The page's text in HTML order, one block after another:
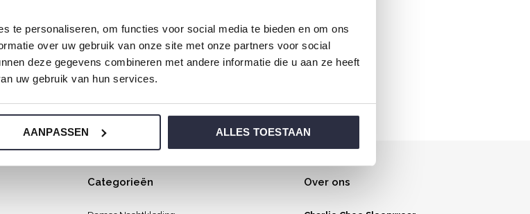
te personaliseren, om functies voor social media te bieden en om ons
over uw gebruik van onze site met onze partners voor social
deze gegevens combineren met andere informatie die u aan ze heeft
uw gebruik van hun services.
AANPASSEN ALLES TOESTAAN
liefde gemaakt zodat jij heerlijk wakker wordt.
Categorieën Over ons